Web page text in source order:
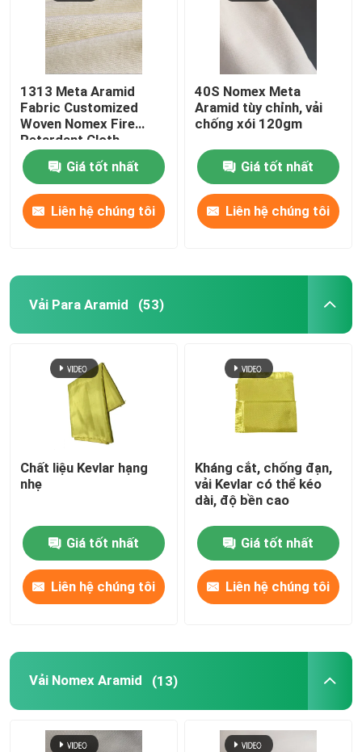
Các sản phẩm
Video
Về chúng tôi
Tham quan nhà máy
Liên hệ chúng tôi
Vải Para Aramid
1313 Meta Aramid
Fabric Customized
Woven Nomex Fire
Retardant Cloth
Giá tốt nhất
Liên hệ chúng tôi
40S Nomex Meta
Aramid tùy chỉnh, vải
chống xói 120gm
Giá tốt nhất
Liên hệ chúng tôi
Vải Para Aramid (53)
Chất liệu Kevlar hạng
nhẹ
Giá tốt nhất
Liên hệ chúng tôi
Kháng cắt, chống đạn,
vải Kevlar có thể kéo
dài, độ bền cao
Giá tốt nhất
Liên hệ chúng tôi
Vải Nomex Aramid (13)